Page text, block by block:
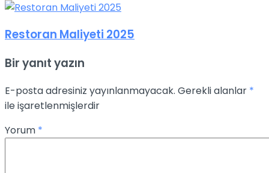
Restoran Maliyeti 2025
Bir yanıt yazın
E-posta adresiniz yayınlanmayacak. Gerekli alanlar *
ile işaretlenmişlerdir
Yorum *